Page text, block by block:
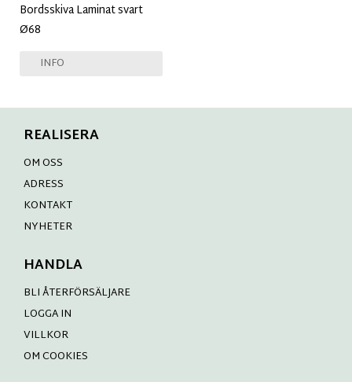
Bordsskiva Laminat svart
Ø68
INFO
REALISERA
OM OSS
ADRESS
KONTAKT
NYHETER
HANDLA
BLI ÅTERFÖRSÄLJARE
LOGGA IN
VILLKOR
OM COOKIES